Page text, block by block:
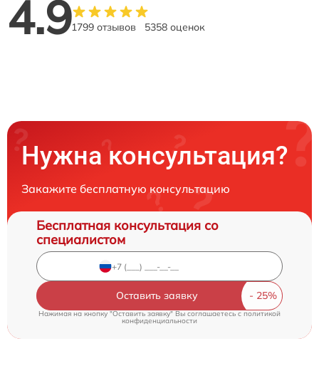
4.91799 отзывов 5358 оценок
Нужна консультация?
Закажите бесплатную консультацию
Бесплатная консультация со
специалистом
Оставить заявку
Нажимая на кнопку "Оставить заявку" Вы соглашаетесь c политикой
конфиденциальности